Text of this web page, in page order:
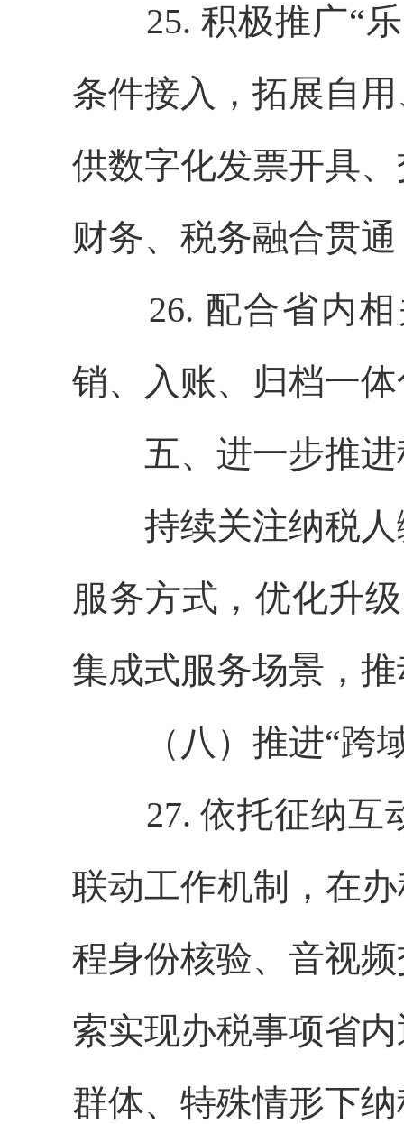
25. 积极推广“乐
条件接入，拓展自
供数字化发票开具
财务、税务融合贯
26. 配合省内相
销、入账、归档一
五、进一步推进
持续关注纳税人
服务方式，优化升
集成式服务场景，
（八）推进“跨
27. 依托征纳互
联动工作机制，在
程身份核验、音视
索实现办税事项省
群体、特殊情形下